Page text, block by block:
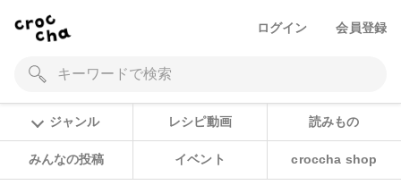
ログイン 会員登録
ジャンル レシピ動画 読みもの
みんなの投稿 イベント croccha shop